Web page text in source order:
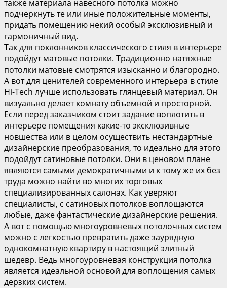
также материала навесного потолка можно
подчеркнуть те или иные положительные моменты,
придать помещению некий особый эксклюзивный и
гармоничный вид.
Так для поклонников классического стиля в интерьере
подойдут матовые потолки. Традиционно натяжные
потолки матовые смотрятся изысканно и благородно.
А вот для ценителей современного интерьера в стиле
Hi-Tech лучше использовать глянцевый материал. Он
визуально делает комнату объемной и просторной.
Если перед заказчиком стоит задание воплотить в
интерьере помещения какие-то эксклюзивные
новшества или в целом осуществить нестандартные
дизайнерские преобразования, то идеально для этого
подойдут сатиновые потолки. Они в ценовом плане
являются самыми демократичными и к тому же их без
труда можно найти во многих торговых
специализированных салонах. Как уверяют
специалисты, с сатиновых потолков воплощаются
любые, даже фантастические дизайнерские решения.
А вот с помощью многоуровневых потолочных систем
можно с легкостью превратить даже заурядную
однокомнатную квартиру в настоящий элитный
шедевр. Ведь многоуровневая конструкция потолка
является идеальной основой для воплощения самых
дерзких систем.